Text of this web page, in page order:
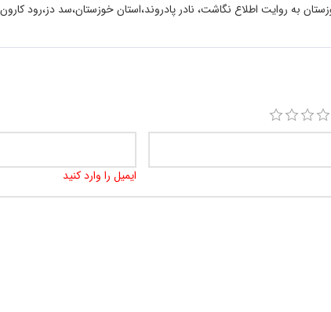
به روایت اطلاع نگاشت، نادر پادروند،استان خوزستان،سد دز،رود
ایمیل را وارد کنید